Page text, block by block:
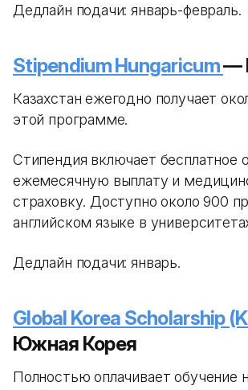
Дедлайн подачи: январь-февраль.
Stipendium Hungaricum—
Казахстан ежегодно получает
этой программе.
Стипендия включает бесплатное
ежемесячную выплату и
страховку. Доступно около 900
английском языке в
Дедлайн подачи: январь.
Global Korea Scholarship
Южная Корея
Полностью оплачивает обучение